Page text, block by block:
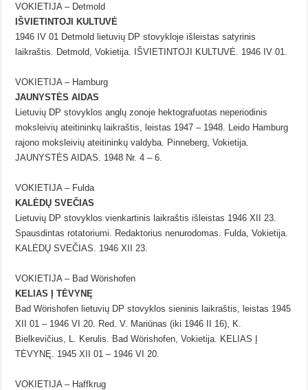
VOKIETIJA – Detmold
IŠVIETINTOJI KULTUVĖ
1946 IV 01 Detmold lietuvių DP stovykloje išleistas satyrinis
laikraštis. Detmold, Vokietija. IŠVIETINTOJI KULTUVĖ. 1946 IV 01.
VOKIETIJA – Hamburg
JAUNYSTĖS AIDAS
Lietuvių DP stovyklos anglų zonoje hektografuotas neperiodinis
moksleivių ateitininkų laikraštis, leistas 1947 – 1948. Leido Hamburg
rajono moksleivių ateitininkų valdyba. Pinneberg, Vokietija.
JAUNYSTĖS AIDAS. 1948 Nr. 4 – 6.
VOKIETIJA – Fulda
KALĖDŲ SVEČIAS
Lietuvių DP stovyklos vienkartinis laikraštis išleistas 1946 XII 23.
Spausdintas rotatoriumi. Redaktorius nenurodomas. Fulda, Vokietija.
KALĖDŲ SVEČIAS. 1946 XII 23.
VOKIETIJA – Bad Wörishofen
KELIAS Į TĖVYNĘ
Bad Wörishofen lietuvių DP stovyklos sieninis laikraštis, leistas 1945
XII 01 – 1946 VI 20. Red. V. Mariūnas (iki 1946 II 16), K.
Bielkevičius, L. Kerulis. Bad Wörishofen, Vokietija. KELIAS Į
TĖVYNĘ. 1945 XII 01 – 1946 VI 20.
VOKIETIJA – Haffkrug